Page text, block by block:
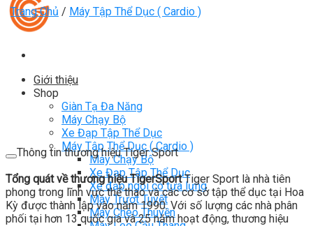
Giới thiệu
Shop
Giàn Tạ Đa Năng
Máy Chạy Bộ
Xe Đạp Tập Thể Dục
Máy Tập Thể Dục ( Cardio )
Máy Chạy Bộ
Xe Đạp Tập Thể Dục
Xe đạp ngồi có tựa lưng
Máy Trượt Tuyết
Máy Chèo Thuyền
Trang Chủ / Máy Tập Thể Dục ( Cardio )
Thông tin thương hiệu Tiger Sport
Tổng quát về thương hiệu TigerSportTiger Sport là nhà tiên
phong trong lĩnh vực thể thao và các cơ sở tập thể dục tại Hoa
Kỳ được thành lập vào năm 1990. Với số lượng các nhà phân
phối tại hơn 13 quốc gia và 25 năm hoạt động, thương hiệu